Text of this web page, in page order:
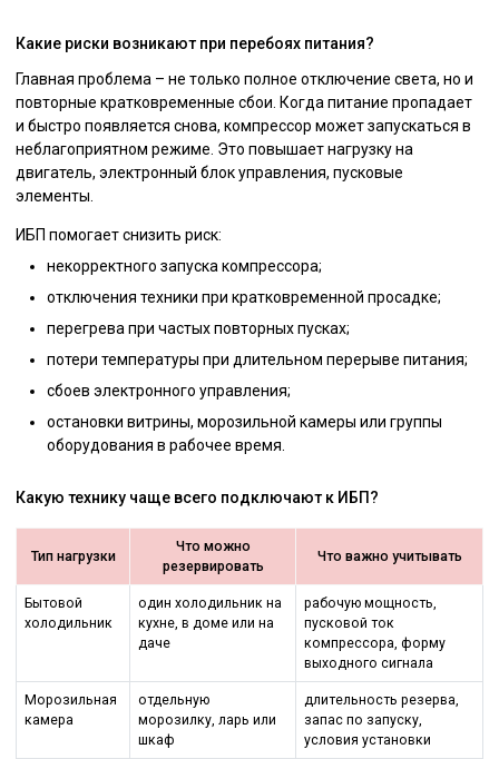
Какие риски возникают при перебоях питания?
Главная проблема – не только полное отключение света, но и
повторные кратковременные сбои. Когда питание пропадает
и быстро появляется снова, компрессор может запускаться в
неблагоприятном режиме. Это повышает нагрузку на
двигатель, электронный блок управления, пусковые
элементы.
ИБП помогает снизить риск:
некорректного запуска компрессора;
отключения техники при кратковременной просадке;
перегрева при частых повторных пусках;
потери температуры при длительном перерыве питания;
сбоев электронного управления;
остановки витрины, морозильной камеры или группы
оборудования в рабочее время.
Какую технику чаще всего подключают к ИБП?
Тип нагрузки
Что можно
резервировать
Что важно учитывать
Бытовой
холодильник
один холодильник на
кухне, в доме или на
даче
рабочую мощность,
пусковой ток
компрессора, форму
выходного сигнала
Морозильная
камера
отдельную
морозилку, ларь или
шкаф
длительность резерва,
запас по запуску,
условия установки